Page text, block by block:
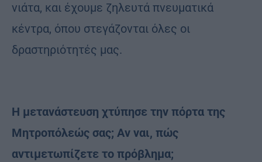
νιάτα, και έχουμε ζηλευτά πνευματικά
κέντρα, όπου στεγάζονται όλες οι
δραστηριότητές μας.
Η μετανάστευση χτύπησε την πόρτα της
Μητροπόλεώς σας; Αν ναι, πώς
αντιμετωπίζετε το πρόβλημα;